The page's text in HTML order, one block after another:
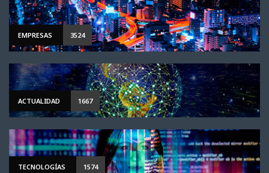
EMPRESAS 3524
ACTUALIDAD 1667
TECNOLOGÍAS 1574